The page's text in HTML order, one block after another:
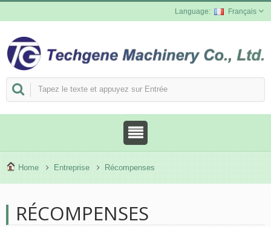
Français
Home Entreprise Récompenses
RÉCOMPENSES